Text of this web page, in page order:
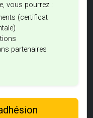
vous pourrez :
(certificat
partenaires